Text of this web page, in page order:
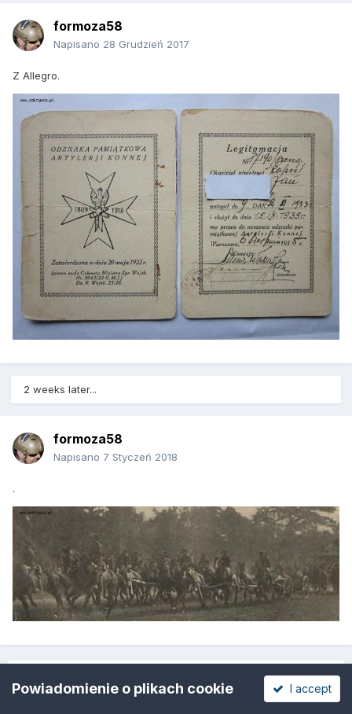
formoza58
Napisano 28 Grudzień 2017
Z Allegro.
2 weeks later...
formoza58
Napisano 7 Styczeń 2018
.
POPRZEDNIA DALEJ
Strona 1 z 6
Powiadomienie o plikach cookie I accept